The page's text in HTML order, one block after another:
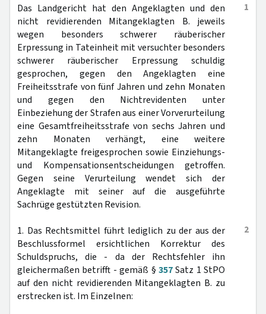
1
Das Landgericht hat den Angeklagten und den
nicht revidierenden Mitangeklagten B. jeweils
wegen besonders schwerer räuberischer
Erpressung in Tateinheit mit versuchter besonders
schwerer räuberischer Erpressung schuldig
gesprochen, gegen den Angeklagten eine
Freiheitsstrafe von fünf Jahren und zehn Monaten
und gegen den Nichtrevidenten unter
Einbeziehung der Strafen aus einer Vorverurteilung
eine Gesamtfreiheitsstrafe von sechs Jahren und
zehn Monaten verhängt, eine weitere
Mitangeklagte freigesprochen sowie Einziehungs-
und Kompensationsentscheidungen getroffen.
Gegen seine Verurteilung wendet sich der
Angeklagte mit seiner auf die ausgeführte
Sachrüge gestützten Revision.
2
1. Das Rechtsmittel führt lediglich zu der aus der
Beschlussformel ersichtlichen Korrektur des
Schuldspruchs, die - da der Rechtsfehler ihn
gleichermaßen betrifft - gemäß § 357Satz 1 StPO
auf den nicht revidierenden Mitangeklagten B. zu
erstrecken ist. Im Einzelnen: